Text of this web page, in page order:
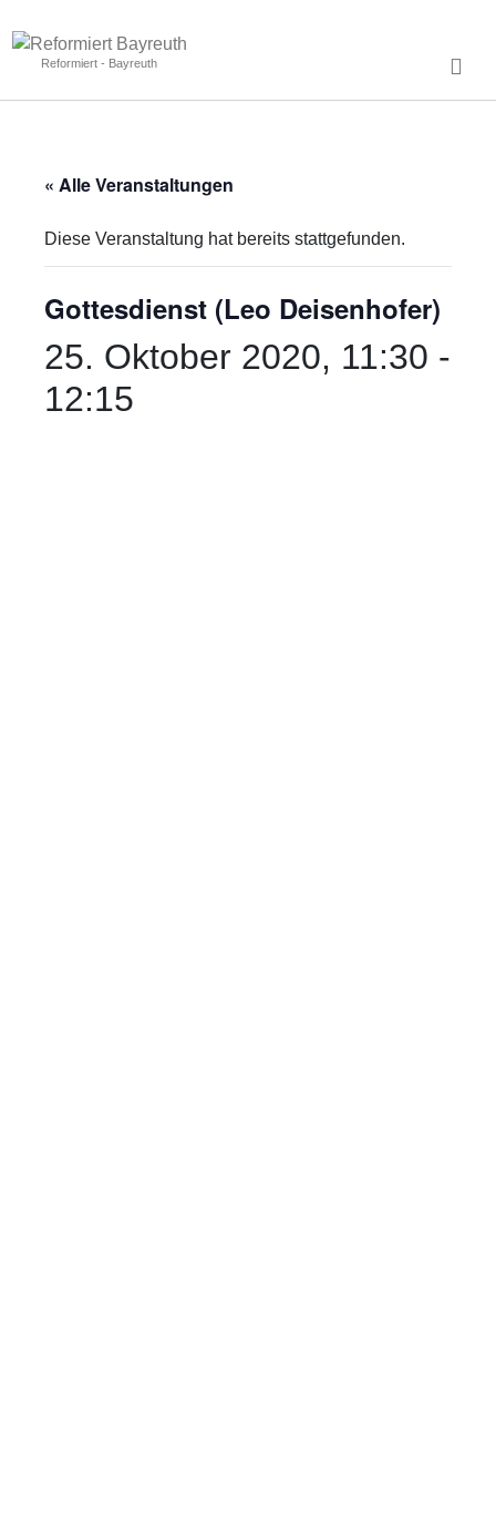
Reformiert - Bayreuth
« Alle Veranstaltungen
Diese Veranstaltung hat bereits stattgefunden.
Gottesdienst (Leo Deisenhofer)
25. Oktober 2020, 11:30 -
12:15